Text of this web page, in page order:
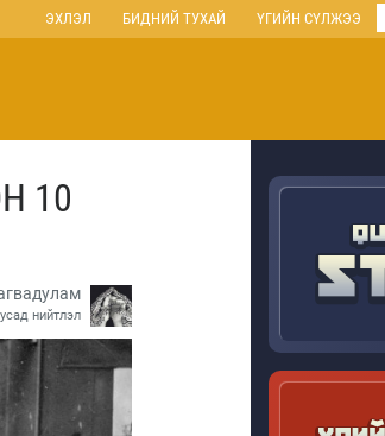
ЭХЛЭЛ БИДНИЙ ТУХАЙ ҮГИЙН СҮЛЖЭЭ
10
нийтлэл